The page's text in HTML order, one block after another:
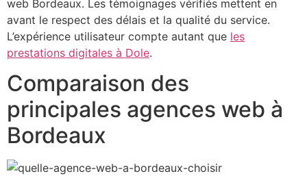
web Bordeaux. Les témoignages vérifiés mettent en
avant le respect des délais et la qualité du service.
L’expérience utilisateur compte autant que les
prestations digitales à Dole.
Comparaison des
principales agences web à
Bordeaux